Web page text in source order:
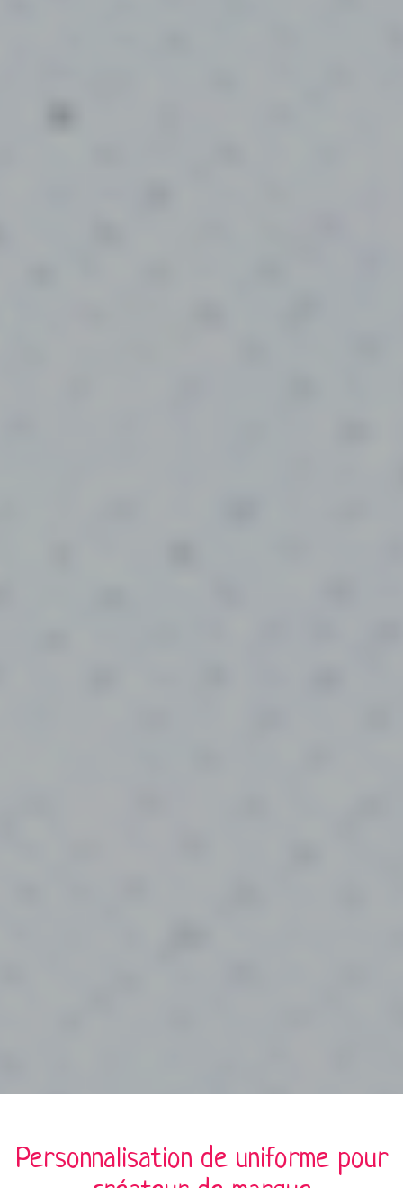
Personnalisation de uniformepour